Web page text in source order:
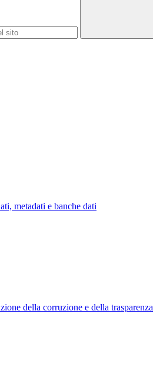
metadati e banche dati
della corruzione e della trasparenza